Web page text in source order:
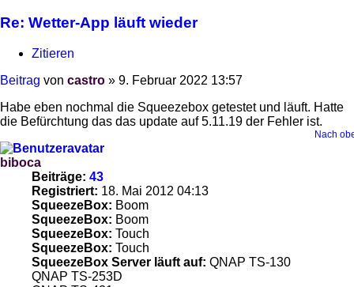
Re: Wetter-App läuft wieder
Zitieren
Beitrag von castro » 9. Februar 2022 13:57
Habe eben nochmal die Squeezebox getestet und läuft. Hatte
die Befürchtung das das update auf 5.11.19 der Fehler ist.
Nach
biboca
Beiträge: 43
Registriert: 18. Mai 2012 04:13
SqueezeBox: Boom
SqueezeBox: Boom
SqueezeBox: Touch
SqueezeBox: Touch
SqueezeBox Server läuft auf: QNAP TS-130
QNAP TS-253D